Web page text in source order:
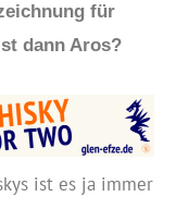
für
dann Aros?
ist es ja immer